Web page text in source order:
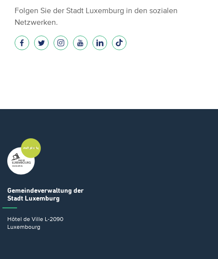
Folgen Sie der Stadt Luxemburg in den sozialen
Netzwerken.
Gemeindeverwaltung der
Stadt Luxemburg
Hôtel de Ville L-2090
Luxembourg